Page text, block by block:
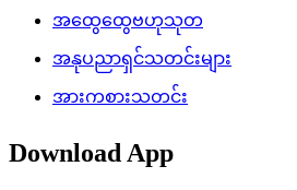
အထွေထွေဗဟုသုတ
အနုပညာရှင်သတင်းများ
အားကစားသတင်း
Download App